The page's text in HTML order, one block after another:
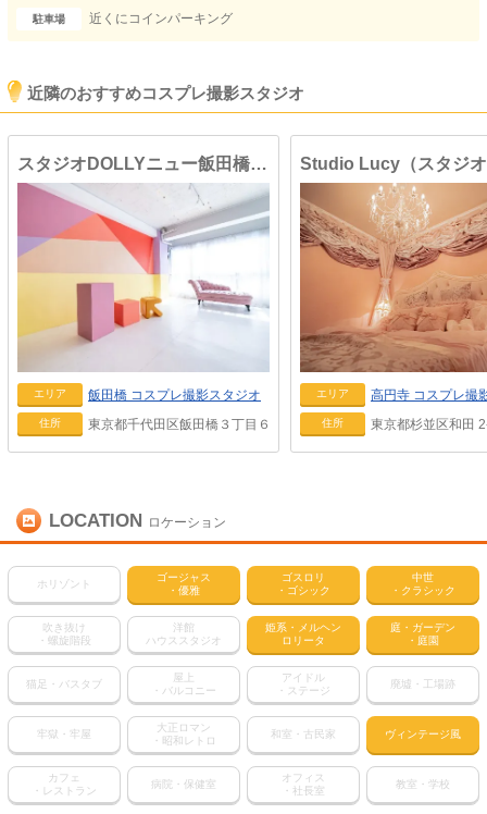
駐車場 近くにコインパーキング
近隣のおすすめコスプレ撮影スタジオ
スタジオDOLLYニュー飯田橋1号店
エリア 飯田橋 コスプレ撮影スタジオ
住所 東京都千代田区飯田橋３丁目６－６
エリア 高円寺 コスプレ撮
住所 東京都杉並区和田
LOCATION ロケーション
ホリゾント
ゴージャス
・優雅
ゴスロリ
・ゴシック
中世
・クラシック
吹き抜け
・螺旋階段
洋館
ハウススタジオ
姫系・メルヘン
ロリータ
庭・ガーデン
・庭園
猫足・バスタブ
屋上
・バルコニー
アイドル
・ステージ
廃墟・工場跡
牢獄・牢屋
大正ロマン
・昭和レトロ
和室・古民家 ヴィンテージ風
カフェ
・レストラン
病院・保健室
オフィス
・社長室
教室・学校